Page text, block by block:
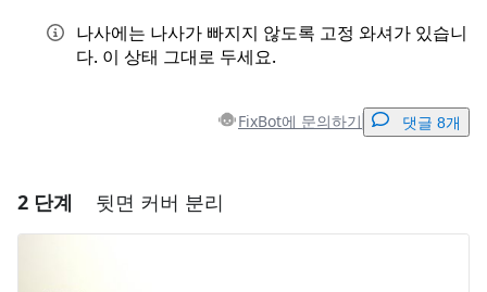
나사에는 나사가 빠지지 않도록 고정 와셔가 있습니
다. 이 상태 그대로 두세요.
FixBot에 문의하기 댓글 8개
댓글 달기
2 단계 뒷면 커버 분리